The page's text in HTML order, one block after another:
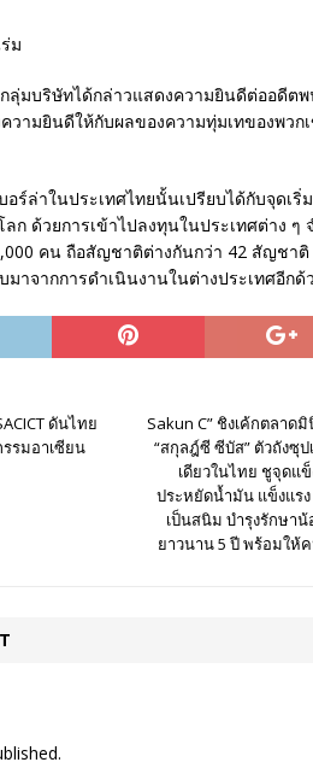
ลุ่มบริษัทได้กล่าวแสดงความยินดีต่ออดีต
วามยินดีให้กับผลของความทุ่มเทของพว
ร์ล่าในประเทศไทยนั้นเปรียบได้กับจุดเริ่
ก ด้วยการเข้าไปลงทุนในประเทศต่าง ๆ
คน ถือสัญชาติต่างกันกว่า 42 สัญชาติ
าจากการดำเนินงานในต่างประเทศอีกด้
ดันไทย
รมอาเซียน
Sakun C” ชิงเค้กตลาด
“สกุลฎ์ซี ซีบัส” ตัวถังซุป
เดียวในไทย ชูจุดแ
ประหยัดน้ำมัน แข็งแร
เป็นสนิม บำรุงรักษา
ยาวนาน 5 ปี พร้อมให้